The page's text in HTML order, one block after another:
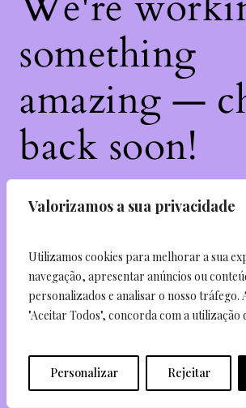
Valorizamos a sua privacidade
Utilizamos cookies para melhorar a sua
navegação, apresentar anúncios ou
personalizados e analisar o nosso tráfego.
"Aceitar Todos", concorda com a utilização
Personalizar Rejeitar
something
amazing —
back soon!
purchase.